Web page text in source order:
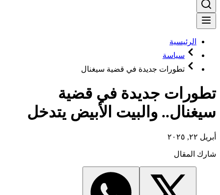
الرئيسية
سياسة
تطورات جديدة في قضية سيغنال
تطورات جديدة في قضية
سيغنال.. والبيت الأبيض يتدخل
أبريل ٢٢, ٢٠٢٥
شارك المقال